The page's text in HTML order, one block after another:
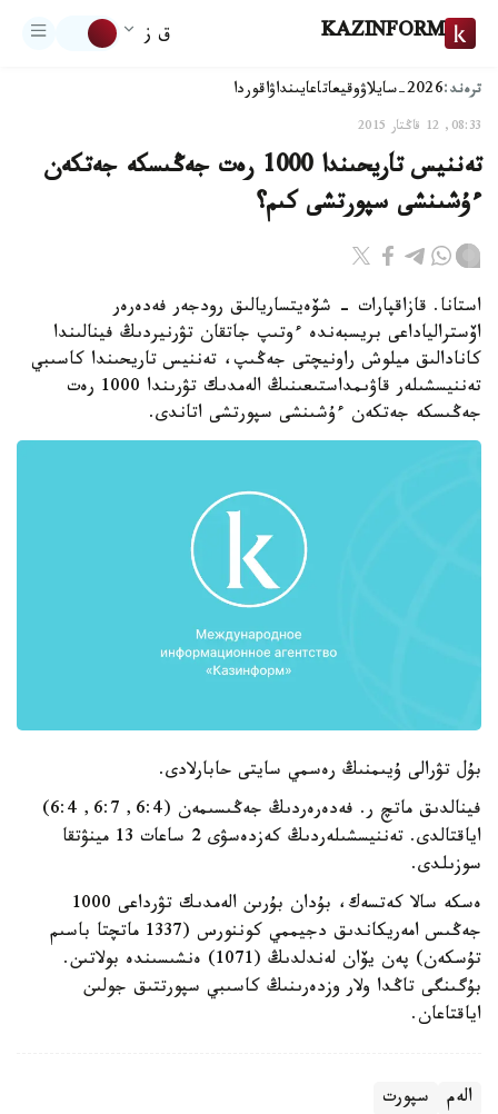
KAZINFORM ق ز
ترەند:2026-سايلاۋ وقيعاتاعايىنداۋاقوردا
08:33, 12 قاڭتار 2015
تەننيس تاريحىندا 1000 رەت جەڭىسكە جەتكەن
ءۇشىنشى سپورتشى كىم؟
استانا. قازاقپارات - شۆەيتساريالىق رودجەر فەدەرەر
اۆسترالياداعى بريسبەندە ءوتىپ جاتقان تۋرنيردىڭ فينالىندا
كانادالىق ميلوش راونيچتى جەڭىپ، تەننيس تاريحىندا كاسىبي
تەننيسشىلەر قاۋىمداستىعىنىڭ الەمدىك تۋرىندا 1000 رەت
جەڭىسكە جەتكەن ءۇشىنشى سپورتشى اتاندى.
بۇل تۋرالى ۇيىمنىڭ رەسمي سايتى حابارلادى.
فينالدىق ماتچ ر. فەدەرەردىڭ جەڭىسىمەن (6:4, 6:7, 6:4)
اياقتالدى. تەننيسشىلەردىڭ كەزدەسۋى 2 ساعات 13 مينۋتقا
سوزىلدى.
ەسكە سالا كەتسەك، بۇدان بۇرىن الەمدىك تۋرداعى 1000
جەڭىس امەريكاندىق دجيممي كوننورس (1337 ماتچتا باسىم
تۇسكەن) پەن يۆان لەندلدىڭ (1071) ەنشىسىندە بولاتىن.
بۇگىنگى تاڭدا ولار وزدەرىنىڭ كاسىبي سپورتتىق جولىن
اياقتاعان.
الەم سپورت